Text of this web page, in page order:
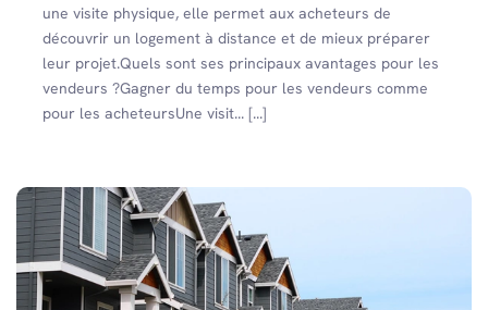
une visite physique, elle permet aux acheteurs de
découvrir un logement à distance et de mieux préparer
leur projet.Quels sont ses principaux avantages pour les
vendeurs ?Gagner du temps pour les vendeurs comme
pour les acheteursUne visit... [...]